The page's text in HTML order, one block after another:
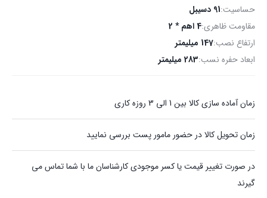
حساسیت:91 دسیبل
مقاومت ظاهری:4 اهم * 2
ارتفاع نصب:147 میلیمتر
ابعاد حفره نسب:283 میلیمتر
زمان آماده سازی کالا بین 1 الی 3 روزه کاری
زمان تحویل کالا در حضور مامور پست بررسی نمایید
در صورت تغییر قیمت یا کسر موجودی کارشناسان ما با شما تماس می
گیرند